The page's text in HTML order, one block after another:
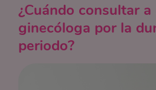
¿Cuándo consultar a
ginecóloga por la
periodo?